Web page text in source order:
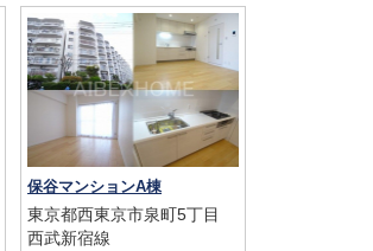
保谷マンションA棟
東京都西東京市泉町5丁目
西武新宿線